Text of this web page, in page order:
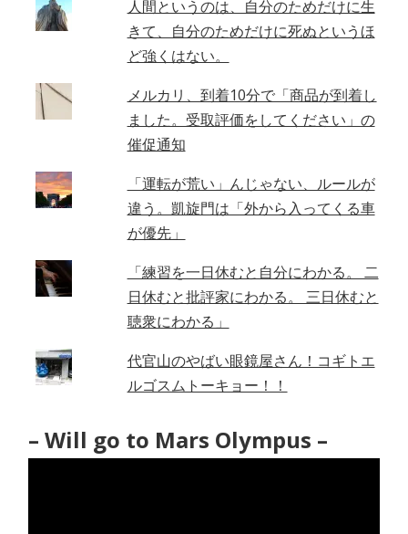
人間というのは、自分のためだけに生
きて、自分のためだけに死ぬというほ
ど強くはない。
メルカリ、到着10分で「商品が到着し
ました。受取評価をしてください」の
催促通知
「運転が荒い」んじゃない、ルールが
違う。凱旋門は「外から入ってくる車
が優先」
「練習を一日休むと自分にわかる。 二
日休むと批評家にわかる。 三日休むと
聴衆にわかる」
代官山のやばい眼鏡屋さん！コギトエ
ルゴスムトーキョー！！
– Will go to Mars Olympus –